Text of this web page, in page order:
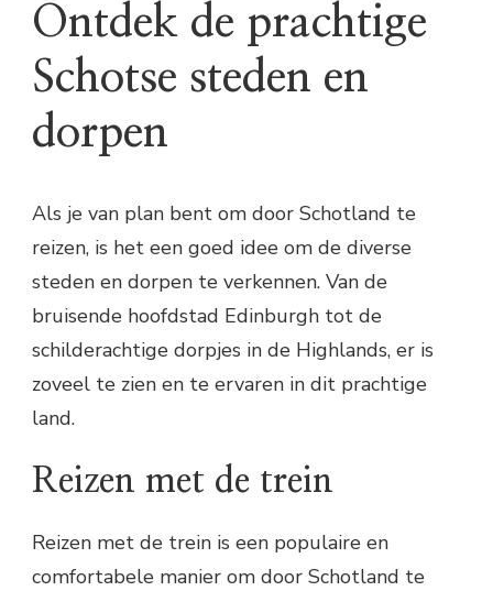
Ontdek de prachtige
Schotse steden en
dorpen
Als je van plan bent om door Schotland te
reizen, is het een goed idee om de diverse
steden en dorpen te verkennen. Van de
bruisende hoofdstad Edinburgh tot de
schilderachtige dorpjes in de Highlands, er is
zoveel te zien en te ervaren in dit prachtige
land.
Reizen met de trein
Reizen met de trein is een populaire en
comfortabele manier om door Schotland te